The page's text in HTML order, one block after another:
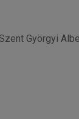
Györgyi